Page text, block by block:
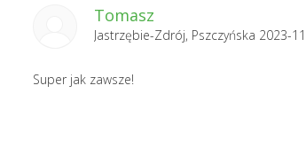
Tomasz
Super jak zawsze!